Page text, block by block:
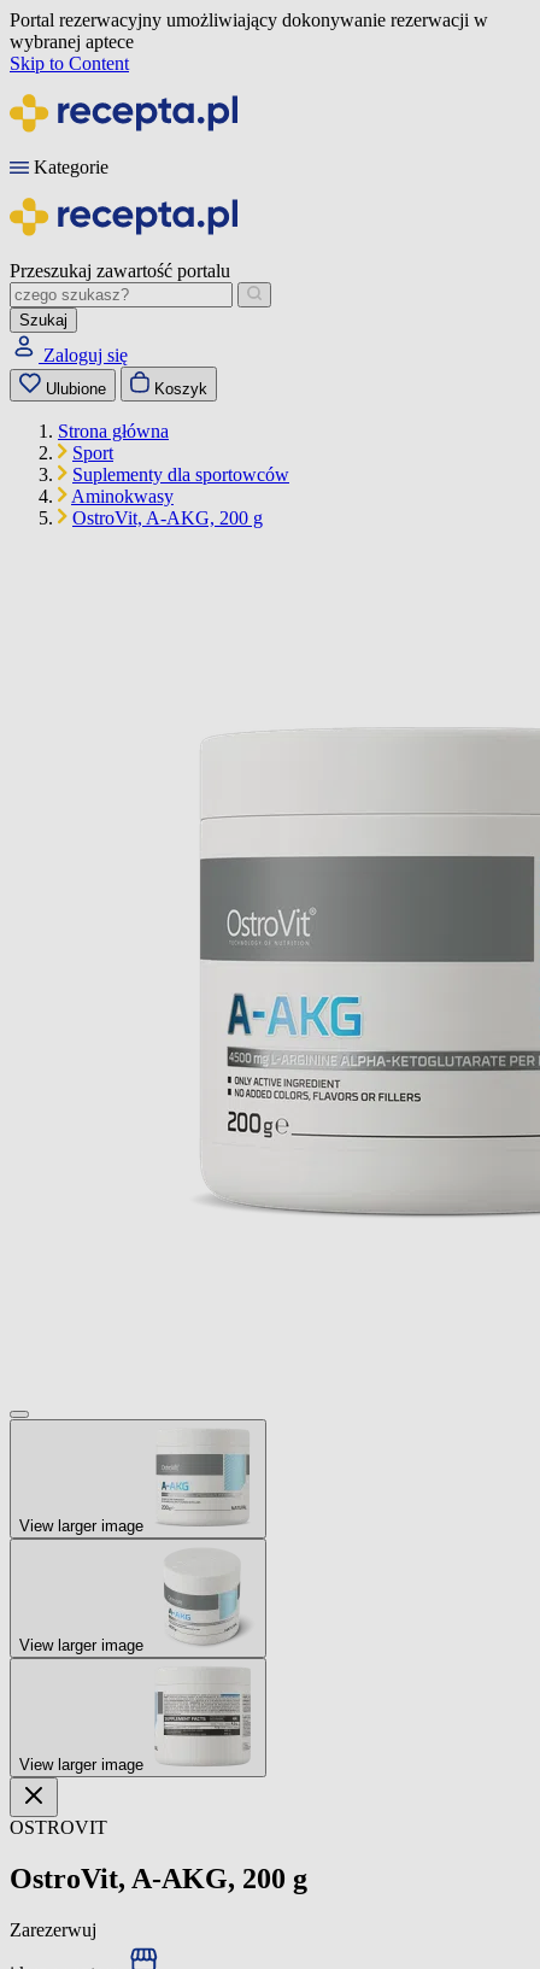
Portal rezerwacyjny umożliwiający dokonywanie rezerwacji w
wybranej aptece
Skip to Content
Kategorie
Przeszukaj zawartość portalu
Szukaj
Zaloguj się
Ulubione Koszyk
Strona główna
Sport
Suplementy dla sportowców
Aminokwasy
OstroVit, A-AKG, 200 g
View larger image
View larger image
View larger image
OSTROVIT
OstroVit, A-AKG, 200 g
Zarezerwuj